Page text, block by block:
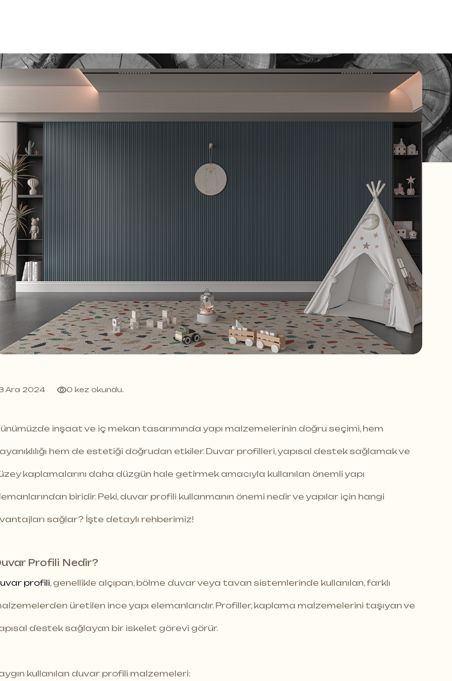
FSC Sertifikalı ve
Ürünler
Acarkon Parke ve Duvar
Panelleri | Estetik
Çözümler
Küçük Odaları
Gösteren Parke
Döşeme Teknikleri
Ara 2024 0 kez okundu.
inşaat ve iç mekan tasarımında yapı malzemelerinin doğru seçimi, hem
hem de estetiği doğrudan etkiler. Duvar profilleri, yapısal destek sağlamak ve
kaplamalarını daha düzgün hale getirmek amacıyla kullanılan önemli yapı
biridir. Peki, duvar profili kullanmanın önemi nedir ve yapılar için hangi
sağlar? İşte detaylı rehberimiz!
Profili Nedir?
profili, genellikle alçıpan, bölme duvar veya tavan sistemlerinde kullanılan, farklı
üretilen ince yapı elemanlarıdır. Profiller, kaplama malzemelerini taşıyan ve
destek sağlayan bir iskelet görevi görür.
kullanılan duvar profili malzemeleri: